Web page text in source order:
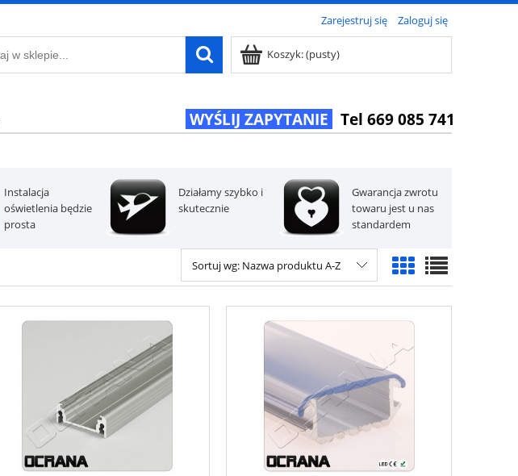
Zarejestruj się Zaloguj się
Koszyk:(pusty)
WYŚLIJ ZAPYTANIE Tel 669 085 741
Instalacja
oświetlenia będzie
prosta
Działamy szybko i
skutecznie
Gwarancja zwrotu
towaru jest u nas
standardem
Sortuj wg: Nazwa produktu A-Z